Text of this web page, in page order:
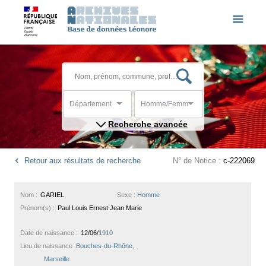
Département Homme/Femme
Recherche avancée
Retour aux résultats de recherche N° de Notice : c-222069
Sexe : Homme
Nom : GARIEL
Prénom(s) : Paul Louis Ernest Jean Marie
Date de naissance : 12/06/1910
Lieu de naissance :Bouches-du-Rhône,
Marseille